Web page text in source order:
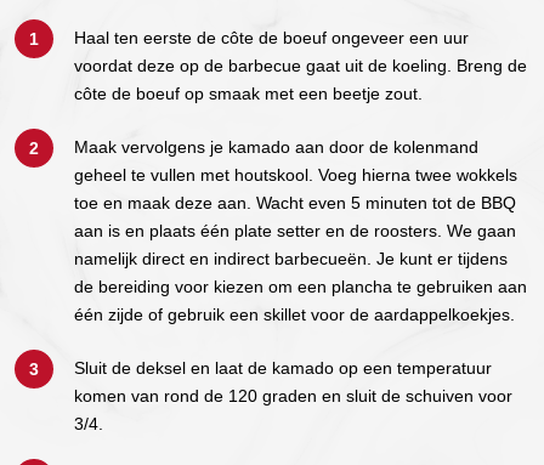
Haal ten eerste de côte de boeuf ongeveer een uur
voordat deze op de barbecue gaat uit de koeling. Breng de
côte de boeuf op smaak met een beetje zout.
Maak vervolgens je kamado aan door de kolenmand
geheel te vullen met houtskool. Voeg hierna twee wokkels
toe en maak deze aan. Wacht even 5 minuten tot de BBQ
aan is en plaats één plate setter en de roosters. We gaan
namelijk direct en indirect barbecueën. Je kunt er tijdens
de bereiding voor kiezen om een plancha te gebruiken aan
één zijde of gebruik een skillet voor de aardappelkoekjes.
Sluit de deksel en laat de kamado op een temperatuur
komen van rond de 120 graden en sluit de schuiven voor
3/4.